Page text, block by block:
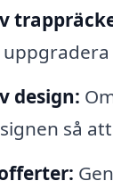
design:
så